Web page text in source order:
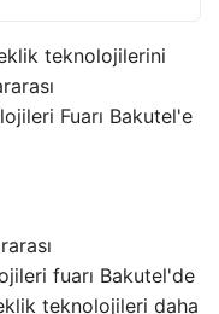
teknolojilerini
Fuarı Bakutel'e
fuarı Bakutel'de
teknolojileri daha